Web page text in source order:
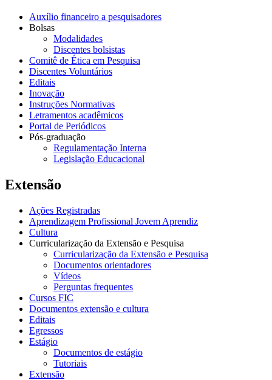
Auxílio financeiro a pesquisadores
Bolsas
Modalidades
Discentes bolsistas
Comitê de Ética em Pesquisa
Discentes Voluntários
Editais
Inovação
Instruções Normativas
Letramentos acadêmicos
Portal de Periódicos
Pós-graduação
Regulamentação Interna
Legislação Educacional
Extensão
Ações Registradas
Aprendizagem Profissional Jovem Aprendiz
Cultura
Curricularização da Extensão e Pesquisa
Curricularização da Extensão e Pesquisa
Documentos orientadores
Vídeos
Perguntas frequentes
Cursos FIC
Documentos extensão e cultura
Editais
Egressos
Estágio
Documentos de estágio
Tutoriais
Extensão